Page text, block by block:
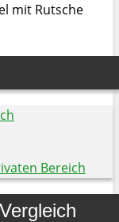
mit Rutsche
Bereich